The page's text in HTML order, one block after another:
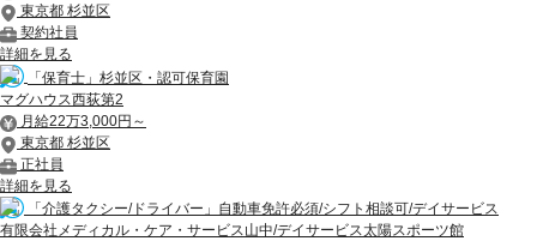
東京都 杉並区
契約社員
詳細を見る
「保育士」杉並区・認可保育園
マグハウス西荻第2
月給22万3,000円～
東京都 杉並区
正社員
詳細を見る
「介護タクシー/ドライバー」自動車免許必須/シフト相談可/デイサービス
有限会社メディカル・ケア・サービス山中/デイサービス太陽スポーツ館